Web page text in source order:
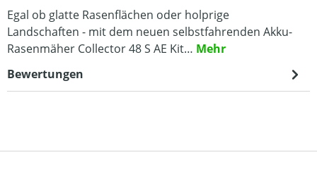
Egal ob glatte Rasenflächen oder holprige
Landschaften - mit dem neuen selbstfahrenden Akku-
Rasenmäher Collector 48 S AE Kit… Mehr
Bewertungen